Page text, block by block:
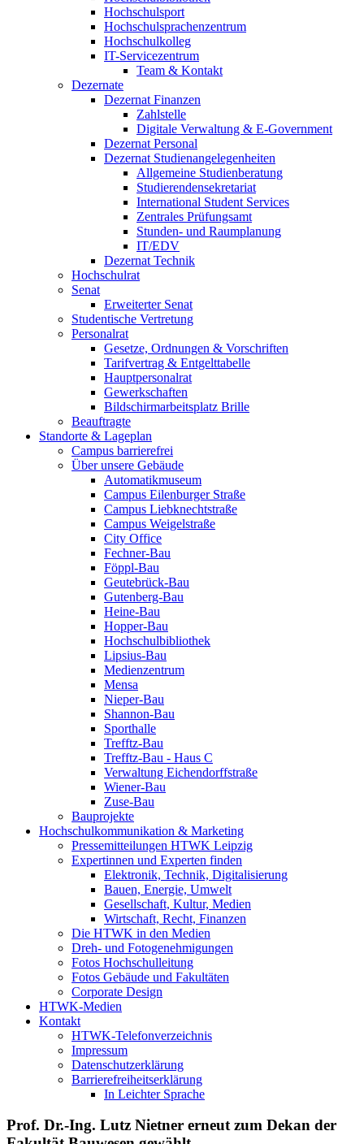
Hochschulsport
Hochschulsprachenzentrum
Hochschulkolleg
IT-Servicezentrum
Team & Kontakt
Dezernate
Dezernat Finanzen
Zahlstelle
Digitale Verwaltung & E-Government
Dezernat Personal
Dezernat Studienangelegenheiten
Allgemeine Studienberatung
Studierendensekretariat
International Student Services
Zentrales Prüfungsamt
Stunden- und Raumplanung
IT/EDV
Dezernat Technik
Hochschulrat
Senat
Erweiterter Senat
Studentische Vertretung
Personalrat
Gesetze, Ordnungen & Vorschriften
Tarifvertrag & Entgelttabelle
Hauptpersonalrat
Gewerkschaften
Bildschirmarbeitsplatz Brille
Beauftragte
Standorte & Lageplan
Campus barrierefrei
Über unsere Gebäude
Automatikmuseum
Campus Eilenburger Straße
Campus Liebknechtstraße
Campus Weigelstraße
City Office
Fechner-Bau
Föppl-Bau
Geutebrück-Bau
Gutenberg-Bau
Heine-Bau
Hopper-Bau
Hochschulbibliothek
Lipsius-Bau
Medienzentrum
Mensa
Nieper-Bau
Shannon-Bau
Sporthalle
Trefftz-Bau
Trefftz-Bau - Haus C
Verwaltung Eichendorffstraße
Wiener-Bau
Zuse-Bau
Bauprojekte
Hochschulkommunikation & Marketing
Pressemitteilungen HTWK Leipzig
Expertinnen und Experten finden
Elektronik, Technik, Digitalisierung
Bauen, Energie, Umwelt
Gesellschaft, Kultur, Medien
Wirtschaft, Recht, Finanzen
Die HTWK in den Medien
Dreh- und Fotogenehmigungen
Fotos Hochschulleitung
Fotos Gebäude und Fakultäten
Corporate Design
HTWK-Medien
Kontakt
HTWK-Telefonverzeichnis
Impressum
Datenschutzerklärung
Barrierefreiheitserklärung
In Leichter Sprache
Prof. Dr.-Ing. Lutz Nietner erneut zum Dekan der